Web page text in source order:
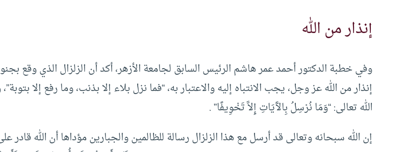
إنذار من الله
وفي خطبة الدكتور أحمد عمر هاشم الرئيس السابق لجامعة الأزهر، أكد أن الزلزال الذي وقع
إنذار من الله عز وجل، يجب الانتباه إليه والاعتبار به، “فما نزل بلاء إلا بذنب، وما رفع إلا
الله تعالى: “وَمَا نُرْسِلُ بِالآَيَاتِ إِلاَّ تَخْوِيفًا” .
إن الله سبحانه وتعالى قد أرسل مع هذا الزلزال رسالة للظالمين والجبارين مؤداها أن الله قادر